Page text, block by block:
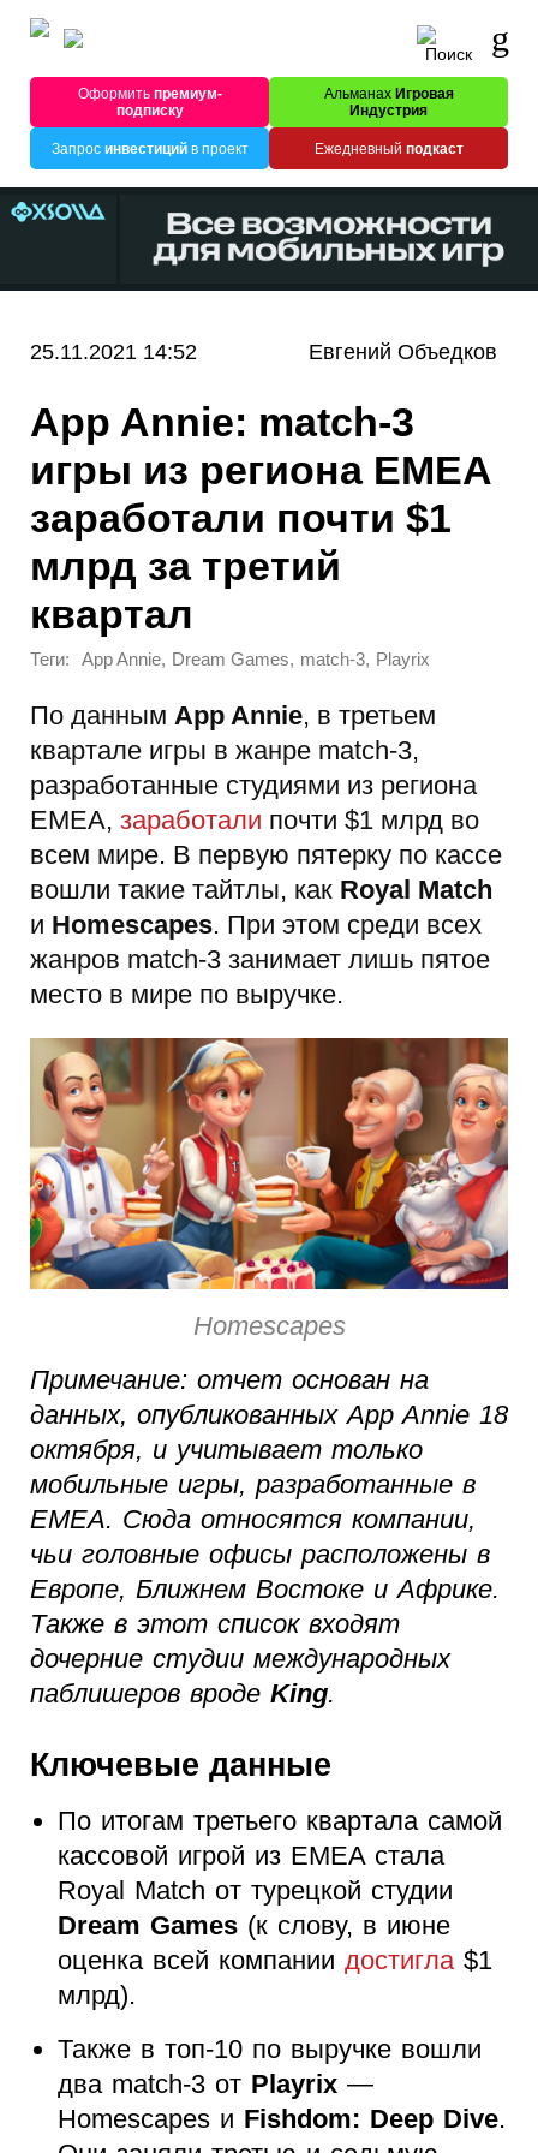
Оформитьпремиум-
подписку
Альманах Игровая
Индустрия
Запрос инвестицийв проект Ежедневный подкаст
25.11.2021 14:52 Евгений Объедков
App Annie: match-3
игры из региона EMEA
заработали почти $1
млрд за третий
квартал
Теги: App Annie, Dream Games, match-3, Playrix
По данным App Annie, в третьем
квартале игры в жанре match-3,
разработанные студиями из региона
EMEA, заработали почти $1 млрд во
всем мире. В первую пятерку по кассе
вошли такие тайтлы, как Royal Match
и Homescapes. При этом среди всех
жанров match-3 занимает лишь пятое
место в мире по выручке.
Homescapes
Примечание: отчет основан на
данных, опубликованных App Annie 18
октября, и учитывает только
мобильные игры, разработанные в
EMEA. Сюда относятся компании,
чьи головные офисы расположены в
Европе, Ближнем Востоке и Африке.
Также в этот список входят
дочерние студии международных
паблишеров вроде King.
Ключевые данные
По итогам третьего квартала самой
кассовой игрой из EMEA стала
Royal Match от турецкой студии
Dream Games(к слову, в июне
оценка всей компании достигла$1
млрд).
Также в топ-10 по выручке вошли
два match-3 от Playrix —
Homescapes и Fishdom: Deep Dive.